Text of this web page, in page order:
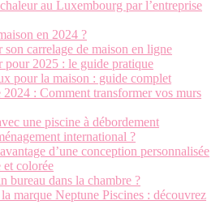
au Luxembourg par l’entreprise
en 2024 ?
carrelage de maison en ligne
pour 2025 : le guide pratique
pour la maison : guide complet
2024 : Comment transformer vos murs
une piscine à débordement
international ?
d’une conception personnalisée
colorée
bureau dans la chambre ?
marque Neptune Piscines : découvrez